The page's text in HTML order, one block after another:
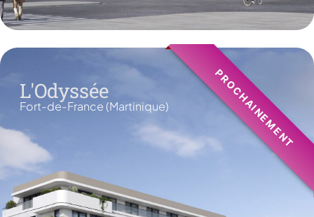
PROCHAINEMENT
L'Odyssée
Fort-de-France (Martinique)